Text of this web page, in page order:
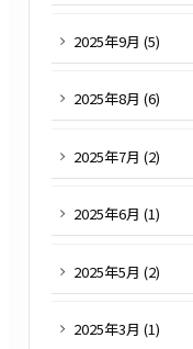
2025年9月 (5)
2025年8月 (6)
2025年7月 (2)
2025年6月 (1)
2025年5月 (2)
2025年3月 (1)